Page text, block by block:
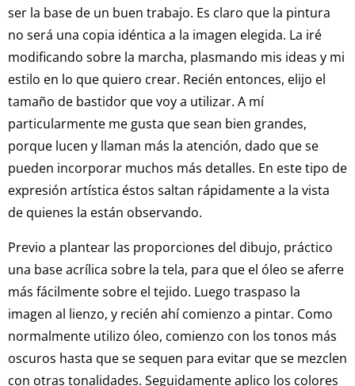
ser la base de un buen trabajo. Es claro que la pintura
no será una copia idéntica a la imagen elegida. La iré
modificando sobre la marcha, plasmando mis ideas y mi
estilo en lo que quiero crear. Recién entonces, elijo el
tamaño de bastidor que voy a utilizar. A mí
particularmente me gusta que sean bien grandes,
porque lucen y llaman más la atención, dado que se
pueden incorporar muchos más detalles. En este tipo de
expresión artística éstos saltan rápidamente a la vista
de quienes la están observando.
Previo a plantear las proporciones del dibujo, práctico
una base acrílica sobre la tela, para que el óleo se aferre
más fácilmente sobre el tejido. Luego traspaso la
imagen al lienzo, y recién ahí comienzo a pintar. Como
normalmente utilizo óleo, comienzo con los tonos más
oscuros hasta que se sequen para evitar que se mezclen
con otras tonalidades. Seguidamente aplico los colores